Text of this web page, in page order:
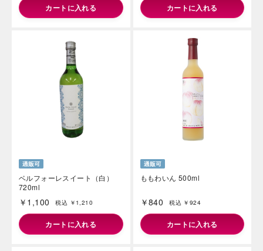
カートに入れる カートに入れる
ベルフォーレスイート（白）
720ml
￥1,100 税込 ￥1,210
カートに入れる
ももわいん 500ml
￥840 税込 ￥924
カートに入れる